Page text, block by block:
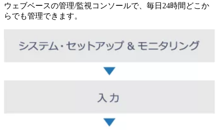
ウェブベースの管理/監視コンソールで、毎日24時間どこか
らでも管理できます。